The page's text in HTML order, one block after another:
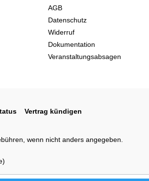
AGB
Datenschutz
Widerruf
Dokumentation
Veranstaltungsabsagen
Vertrag kündigen
wenn nicht anders angegeben.